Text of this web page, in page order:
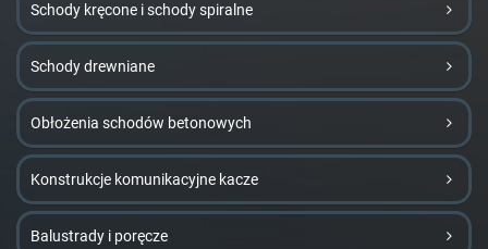
Schody kręcone i schody spiralne
Schody drewniane
Obłożenia schodów betonowych
Konstrukcje komunikacyjne kacze
Balustrady i poręcze